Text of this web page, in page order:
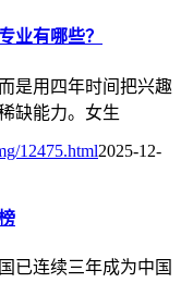
业有哪些？
是用四年时间把兴趣
缺能力。女生
12475.html2025-12-
已连续三年成为中国